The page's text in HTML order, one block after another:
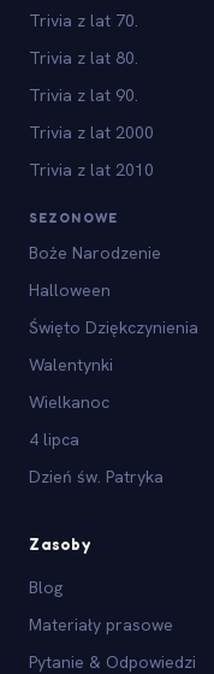
Trivia z lat 70.
Trivia z lat 80.
Trivia z lat 90.
Trivia z lat 2000
Trivia z lat 2010
SEZONOWE
Boże Narodzenie
Halloween
Święto Dziękczynienia
Walentynki
Wielkanoc
4 lipca
Dzień św. Patryka
Zasoby
Blog
Materiały prasowe
Pytanie & Odpowiedzi